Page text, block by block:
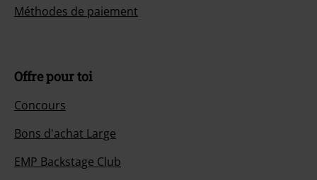
Méthodes de paiement
Offre pour toi
Concours
Bons d'achat Large
EMP Backstage Club